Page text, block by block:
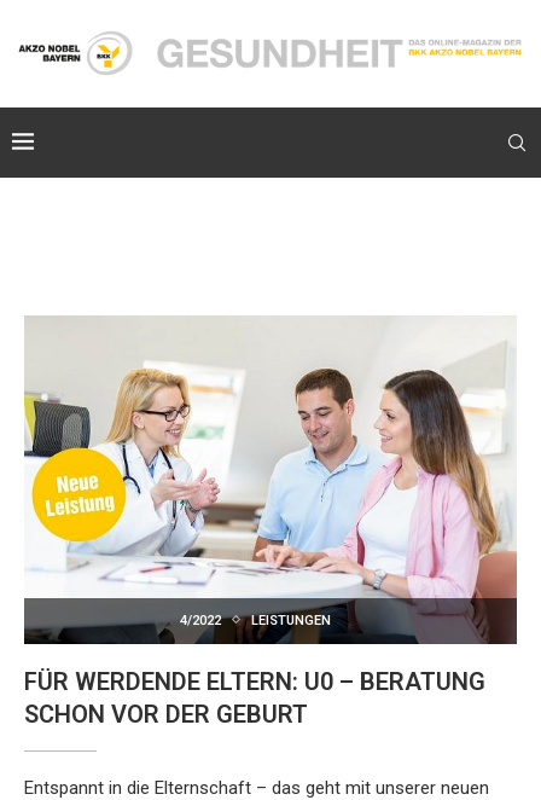
4/2022 LEISTUNGEN
FÜR WERDENDE ELTERN: U0 – BERATUNG
SCHON VOR DER GEBURT
Entspannt in die Elternschaft – das geht mit unserer neuen